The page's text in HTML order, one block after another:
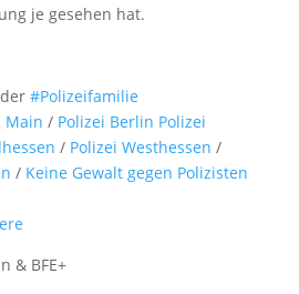
je gesehen hat.
#Polizeifamilie
Main / Polizei Berlin Polizei
/ Polizei Westhessen /
/ Keine Gewalt gegen Polizisten
& BFE+